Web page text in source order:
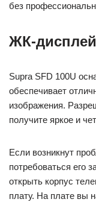
без
ЖК-дисплей
Supra SFD 100U
обеспечивает
изображения.
получите яркое и
Если возникнут
потребоваться его
открыть корпус
плату. На плате вы